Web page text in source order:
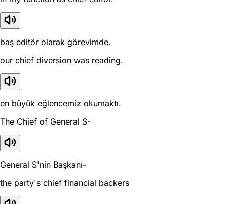
baş editör olarak görevimde.
our chief diversion was reading.
en büyük eğlencemiz okumaktı.
The Chief of General S-
General S'nin Başkanı-
the party's chief financial backers